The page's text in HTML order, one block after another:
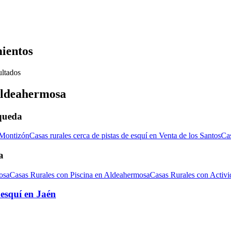
Casas rurales cerca de pistas de esquí en Venta de los Santos
Casas Rurales con Piscina en AldeahermosaCasas Rurales con
en Jaén